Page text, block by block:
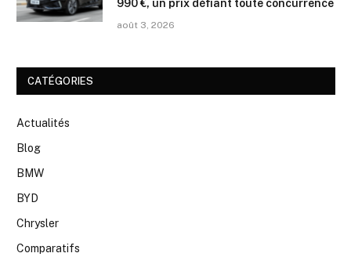
990 €, un prix défiant toute concurrence
août 3, 2026
CATÉGORIES
Actualités
Blog
BMW
BYD
Chrysler
Comparatifs